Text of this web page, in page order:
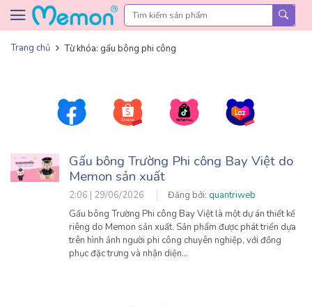
Skip to content
Trang chủ Từ khóa: gấu bông phi công
Gấu bông Trường Phi công Bay Việt do
Memon sản xuất
2:06 | 29/06/2026 Đăng bởi: quantriweb
Gấu bông Trường Phi công Bay Việt là một dự án thiết kế
riêng do Memon sản xuất. Sản phẩm được phát triển dựa
trên hình ảnh người phi công chuyên nghiệp, với đồng
phục đặc trưng và nhận diện…